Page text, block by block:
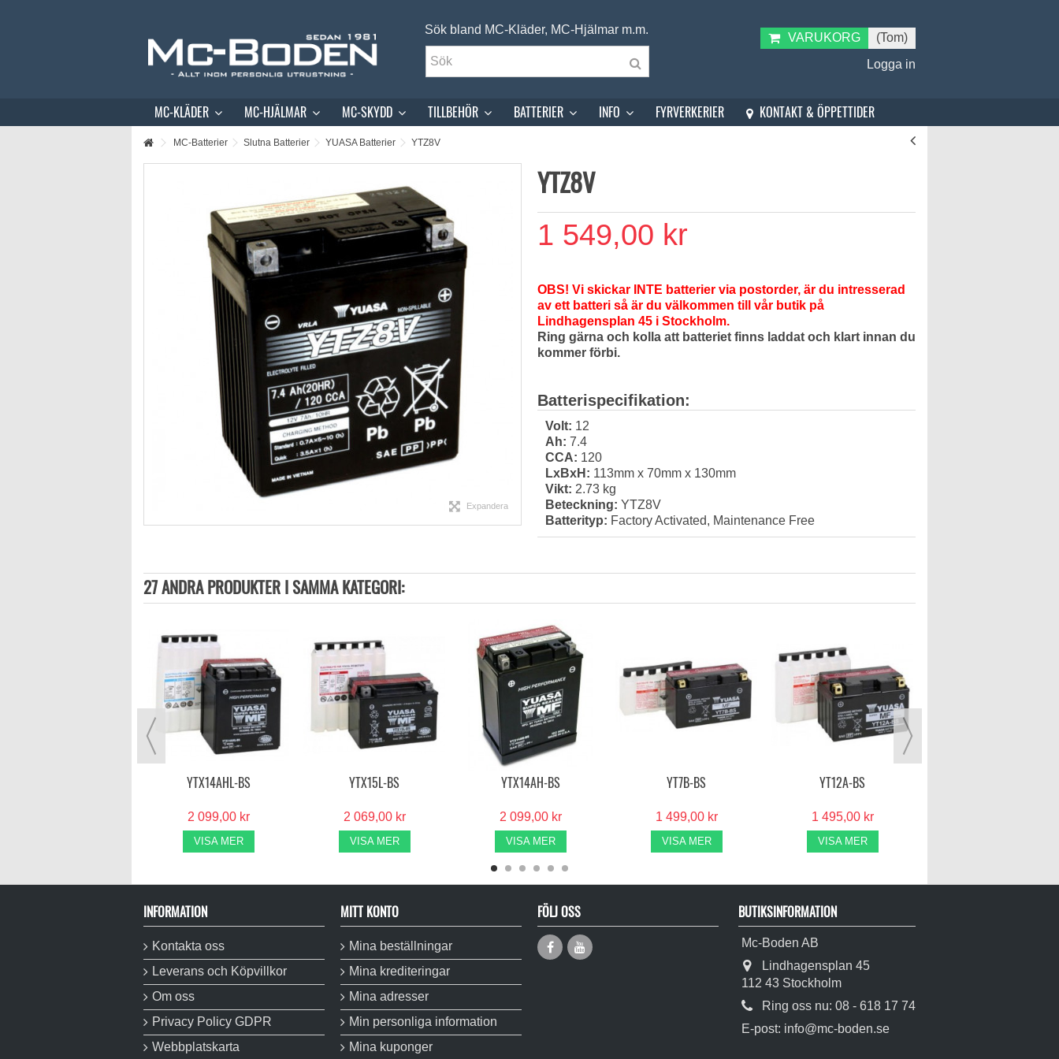
Sök bland MC-Kläder, MC-Hjälmar m.m.
VARUKORG
(Tom)
Logga in
MC-KLÄDER MC-HJÄLMAR MC-SKYDD TILLBEHÖR BATTERIER INFO FYRVERKERIER KONTAKT & ÖPPETTIDER
MC-Batterier Slutna Batterier YUASA Batterier YTZ8V
Expandera
YTZ8V
1 549,00 kr
OBS! Vi skickar INTE batterier via postorder, är du intresserad
av ett batteri så är du välkommen till vår butik på
Lindhagensplan 45 i Stockholm.
Ring gärna och kolla att batteriet finns laddat och klart innan du
kommer förbi.
Batterispecifikation:
Volt: 12
Ah: 7.4
CCA: 120
LxBxH: 113mm x 70mm x 130mm
Vikt: 2.73 kg
Beteckning: YTZ8V
Batterityp: Factory Activated, Maintenance Free
27 ANDRA PRODUKTER I SAMMA KATEGORI:
YTX14AHL-BS
2 099,00 kr
VISA MER
YTX15L-BS
2 069,00 kr
VISA MER
YTX14AH-BS
2 099,00 kr
VISA MER
YT7B-BS
1 499,00 kr
VISA MER
YT12A-BS
1 495,00 kr
VISA MER
INFORMATION
Kontakta oss
Leverans och Köpvillkor
Om oss
Privacy Policy GDPR
Webbplatskarta
MITT KONTO
Mina beställningar
Mina krediteringar
Mina adresser
Min personliga information
Mina kuponger
FÖLJ OSS BUTIKSINFORMATION
Mc-Boden AB
Lindhagensplan 45
112 43 Stockholm
Ring oss nu: 08 - 618 17 74
E-post: info@mc-boden.se